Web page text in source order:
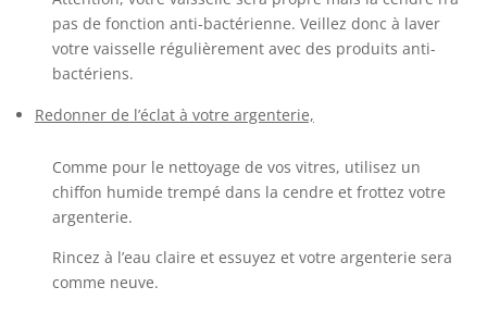
pas de fonction anti-bactérienne. Veillez donc à laver
votre vaisselle régulièrement avec des produits anti-
bactériens.
Redonner de l’éclat à votre argenterie,
Comme pour le nettoyage de vos vitres, utilisez un
chiffon humide trempé dans la cendre et frottez votre
argenterie.
Rincez à l’eau claire et essuyez et votre argenterie sera
comme neuve.